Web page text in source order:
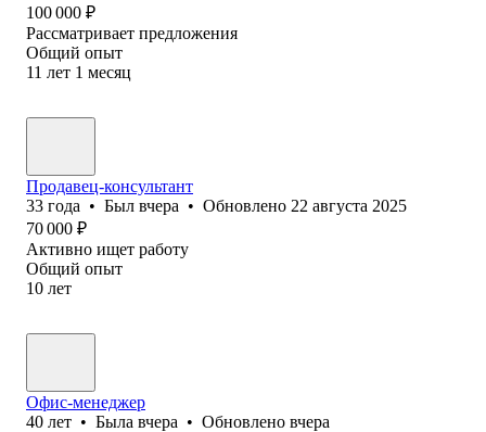
100 000 ₽
Рассматривает предложения
Общий опыт
11 лет 1 месяц
Продавец-консультант
33 года • Был вчера • Обновлено 22 августа 2025
70 000 ₽
Активно ищет работу
Общий опыт
10 лет
Офис-менеджер
40 лет • Была вчера • Обновлено вчера